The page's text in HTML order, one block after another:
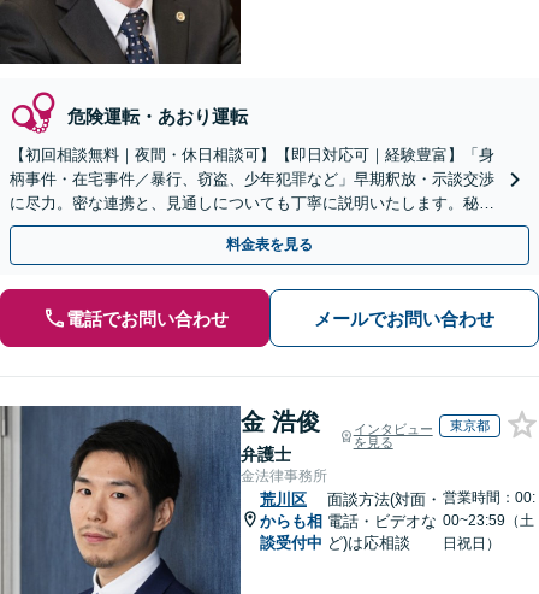
危険運転・あおり運転
【初回相談無料｜夜間・休日相談可】【即日対応可｜経験豊富】「身
柄事件・在宅事件／暴行、窃盗、少年犯罪など」早期釈放・示談交渉
に尽力。密な連携と、見通しについても丁寧に説明いたします。秘密
厳守。早めにご連絡ください【西日暮里駅2分】
料金表を見る
電話でお問い合わせ メールでお問い合わせ
金 浩俊
弁護士
インタビュー
を見る
東京都
金法律事務所
荒川区
からも相
談受付中
面談方法(対面・
電話・ビデオな
ど)は応相談
営業時間：00:
00~23:59（土
日祝日）